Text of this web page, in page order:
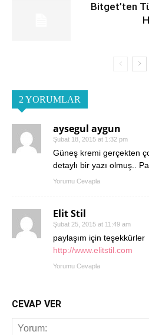
Bitget’ten
2 YORUMLAR
aysegul aygun
Şubat 18, 2015 at 1:32 pm
Güneş kremi gerçekten
detaylı bir yazı olmuş..
Yorumu Cevapla
Elit Stil
Şubat 25, 2015 at 11:49 am
paylaşım için teşekkürler
http://www.elitstil.com
Yorumu Cevapla
CEVAP VER